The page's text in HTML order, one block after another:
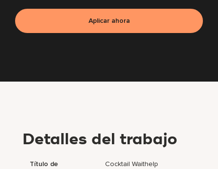
Aplicar ahora
Detalles del trabajo
Título de
Cocktail Waithelp